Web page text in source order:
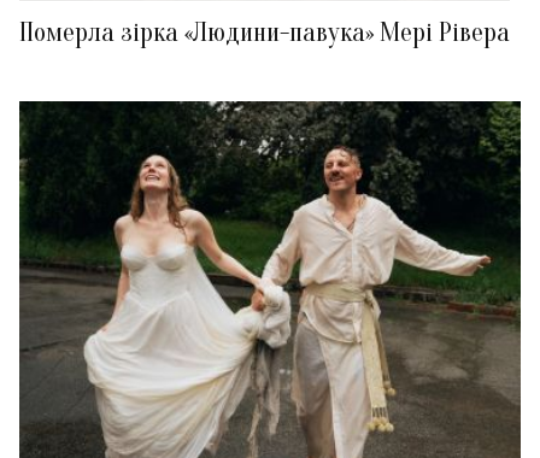
Померла зірка «Людини-павука» Мері Рівера